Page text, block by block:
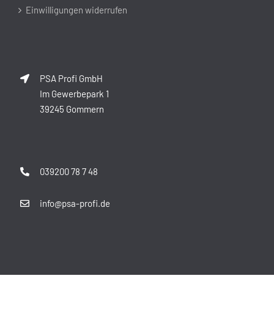
Einwilligungen widerrufen
PSA Profi GmbH
Im Gewerbepark 1
39245 Gommern
039200 78 7 48
info@psa-profi.de